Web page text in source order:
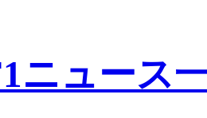
ニュース